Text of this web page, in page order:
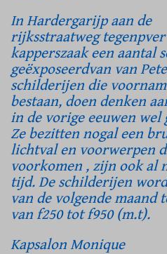
In Hardergarijp aan de
rijksstraatweg
kapperszaak een aantal
geëxposeerdvan van
schilderijen die
bestaan, doen denken
in de vorige eeuwen wel
Ze bezitten nogal een
lichtval en voorwerpen
voorkomen , zijn ook al
tijd. De schilderijen
van de volgende maand
van f250 tot f950 (m.t).
Kapsalon Monique